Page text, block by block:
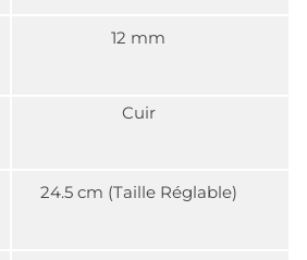
12 mm
Cuir
24.5 cm (Taille Réglable)